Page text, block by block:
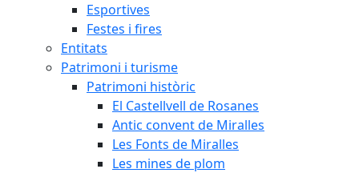
Esportives
Festes i fires
Entitats
Patrimoni i turisme
Patrimoni històric
El Castellvell de Rosanes
Antic convent de Miralles
Les Fonts de Miralles
Les mines de plom